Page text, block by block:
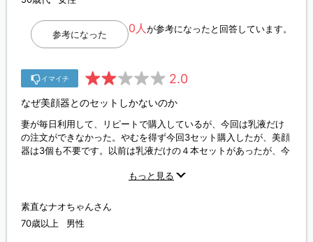
0人が参考になったと回答しています。
参考になった
イマイチ 2.0
なぜ美顔器とのセットしかないのか
妻が毎日利用して、リピートで購入しているが、今回は乳液だけ
の注文ができなかった。やむを得ず今回3セット購入したが、美顔
器は3個も不要です。以前は乳液だけの４本セットがあったが、今
った。愛用しているリピーターを無視しているように思われて、
もっと見る
素直なナオちゃんさん
70歳以上
男性